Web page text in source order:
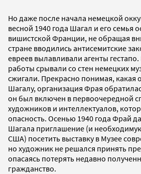
Но даже после начала немецкой
весной 1940 года Шагал и его семья
вишистской Франции, не обращая
стране вводились антисемитские
евреев вылавливали агенты гестапо.
работы срывали со стен немецких
сжигали. Прекрасно понимая, какая
Шагалу, организация Фрая
он был включен в первоочередной
художников и интеллектуалов,
опасность. Осенью 1940 года Фрай
Шагала приглашение (и
США) посетить выставку в Музее
но художник не решался принять
опасаясь потерять недавно
гражданство.